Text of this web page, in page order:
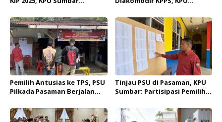
PSU di Salah Satu TPS
Pemilih Antusias ke TPS, PSU
Pilkada Pasaman Berjalan
Tinjau PSU di Pasaman, KPU
Sumbar: Partisipasi Pemilih
Lebih